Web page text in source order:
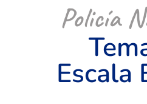
Policía
Escala